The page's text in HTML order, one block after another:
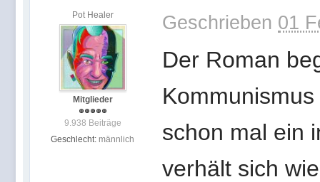
Pot Healer
Mitglieder
9.938 Beiträge
Geschlecht: männlich
Geschrieben 01
Der Roman
schon mal ein
verhält sich